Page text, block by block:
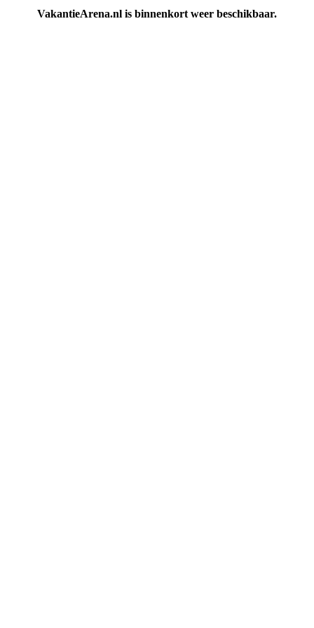
VakantieArena.nl is binnenkort weer beschikbaar.